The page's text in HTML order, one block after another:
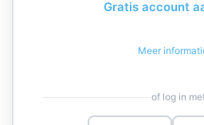
Gratis account
Meer
of log in